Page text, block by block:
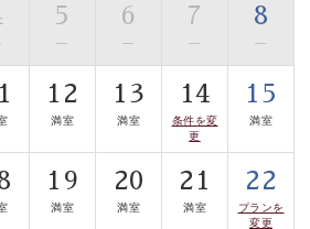
ゆったりといやされるプライベー
ださい。
料参拝バス
ライバー兼ガイドが諏訪大社をご
約制ですので、ご利用ご希望の方
電話ください。
5
—
6
—
7
—
8
—
12
満室
13
満室
14
条件を変
更
15
満室
19
満室
20
満室
21
満室
22
プランを
変更